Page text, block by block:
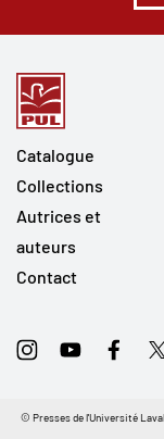
Catalogue
Collections
Autrices et
auteurs
Contact
InstagramYoutube
© Presses de l'Université